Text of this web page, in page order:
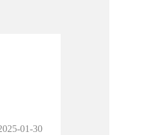
01-30